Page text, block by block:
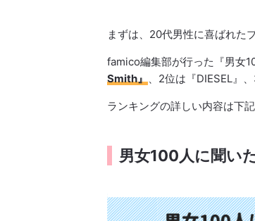
まずは、20代男性に喜ばれた
famico編集部が行った『男女
Smith』、2位は『DIESEL』
ランキングの詳しい内容は下
男女100人に聞い